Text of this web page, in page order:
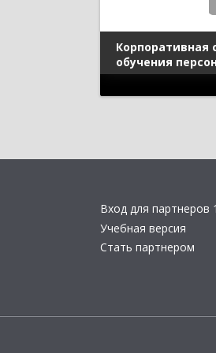
Корпоративная
обучения
Вход для партнеров
Учебная версия
Стать партнером